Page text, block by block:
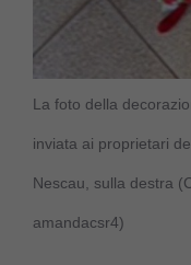
La foto della
inviata ai proprietari
Nescau, sulla destra
amandacsr4)